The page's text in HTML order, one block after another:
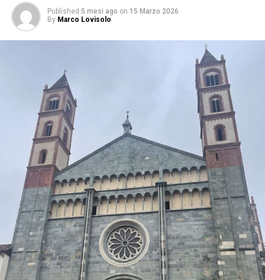
Published 5 mesi ago on 15 Marzo 2026
By Marco Lovisolo